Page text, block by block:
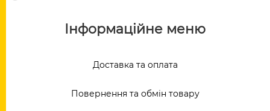
Інформаційне меню
Доставка та оплата
Повернення та обмін товару